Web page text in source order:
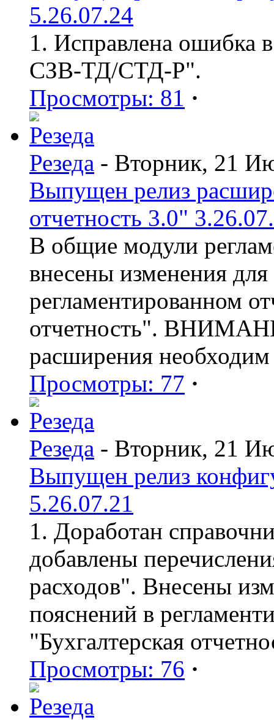
5.26.07.24
1. Исправлена ошибка
СЗВ-ТД/СТД-Р".
Просмотры: 81 ·
Резеда - Вторник, 21
Выпущен релиз
отчетность 3.0"
В общие модули
внесены изменения
регламентированном
отчетность".
расширения необходим
Просмотры: 77 ·
Резеда - Вторник, 21
Выпущен релиз
5.26.07.21
1. Доработан
добавлены
расходов". Внесены
пояснений в
"Бухгалтерская
Просмотры: 76 ·